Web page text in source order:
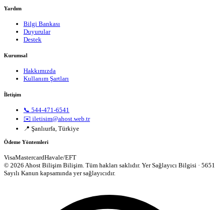
Yardım
Bilgi Bankası
Duyurular
Destek
Kurumsal
Hakkımızda
Kullanım Şartları
İletişim
📞 544-471-6541
✉️ iletisim@ahost.web.tr
📍 Şanlıurfa, Türkiye
Ödeme Yöntemleri
VisaMastercardHavale/EFT
© 2026 Ahost Bilişim Bilişim. Tüm hakları saklıdır. Yer Sağlayıcı Bilgisi · 5651
Sayılı Kanun kapsamında yer sağlayıcıdır.